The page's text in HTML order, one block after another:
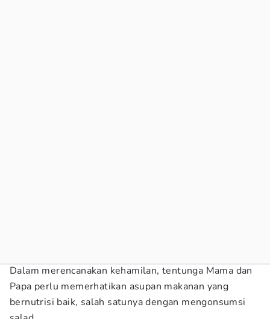
Dalam merencanakan kehamilan, tentunga Mama dan
Papa perlu memerhatikan asupan makanan yang
bernutrisi baik, salah satunya dengan mengonsumsi